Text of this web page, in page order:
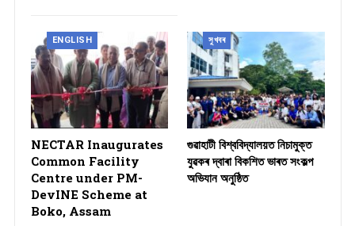
ENGLISH
NECTAR Inaugurates
Common Facility
Centre under PM-
DevINE Scheme at
Boko, Assam
সুখবৰ
গুৱাহাটী বিশ্ববিদ্যালয়ত নিচামুক্ত
যুৱকৰ দ্বাৰা বিকশিত ভাৰত সংকল্প
অভিযান অনুষ্ঠিত